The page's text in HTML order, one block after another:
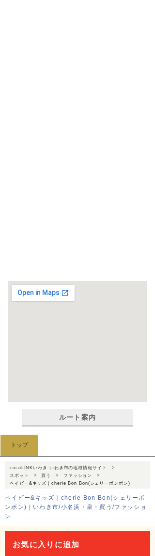
ルート案内
トップ
cocoLINKいわき-いわき市の地域情報サイト
スポット
買う
ファッション
ベイビー&キッズ｜cherie Bon Bon(シェリーボンボン)
ベイビー&キッズ｜cherie Bon Bon(シェリーボ
ンボン) | いわき市/小名浜・泉・買う/ファッショ
ン
お気に入りに追加